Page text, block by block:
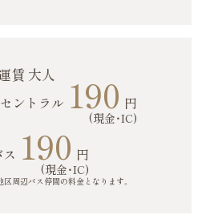
賃 大人
ントラル 190 円
(現金・IC)
190 円
(現金・IC)
区周辺バス停間の料金となります。